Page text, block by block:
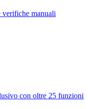
verifiche manuali
con oltre 25 funzioni